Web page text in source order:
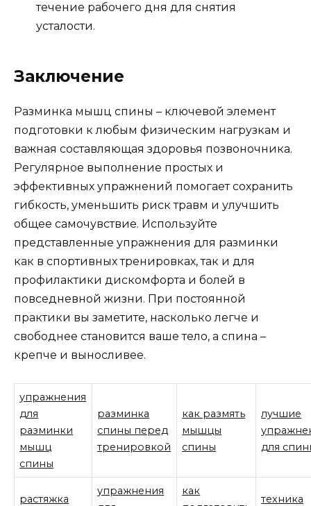
течение рабочего дня для снятия
усталости.
Заключение
Разминка мышц спины – ключевой элемент
подготовки к любым физическим нагрузкам и
важная составляющая здоровья позвоночника.
Регулярное выполнение простых и
эффективных упражнений помогает сохранить
гибкость, уменьшить риск травм и улучшить
общее самочувствие. Используйте
представленные упражнения для разминки
как в спортивных тренировках, так и для
профилактики дискомфорта и болей в
повседневной жизни. При постоянной
практики вы заметите, насколько легче и
свободнее становится ваше тело, а спина –
крепче и выносливее.
упражнения
для
разминки
мышц
спины
разминка
спины перед
тренировкой
как размять
мышцы
спины
лучшие
для
растяжка
упражнения
как
техника